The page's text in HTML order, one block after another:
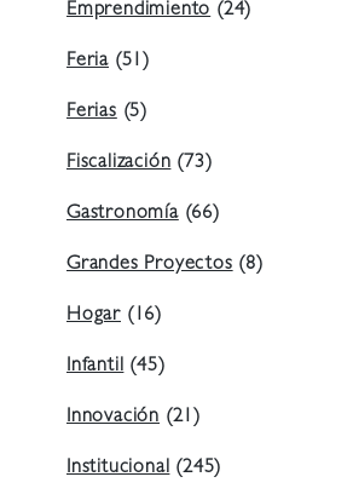
Emprendimiento(24)
Feria (51)
Ferias(5)
Fiscalización(73)
Gastronomía(66)
Grandes Proyectos(8)
Hogar (16)
Infantil(45)
Innovación (21)
Institucional(245)